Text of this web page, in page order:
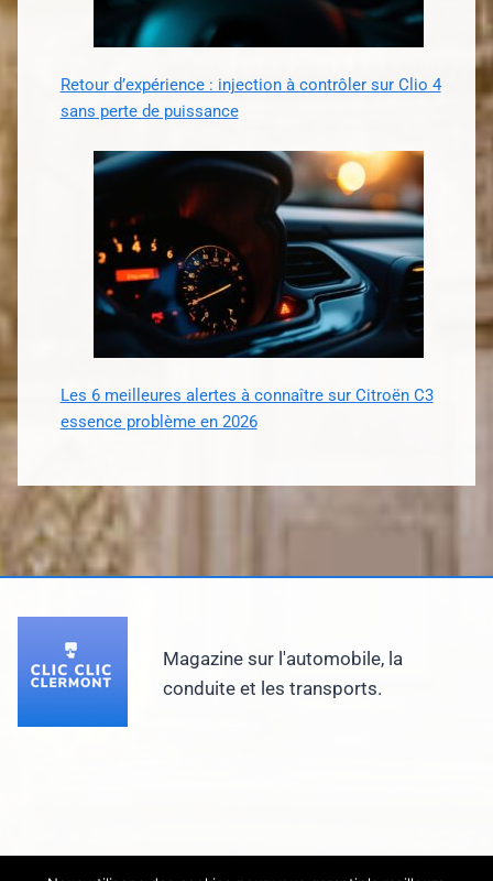
Retour d’expérience : injection à contrôler sur Clio 4
sans perte de puissance
Les 6 meilleures alertes à connaître sur Citroën C3
essence problème en 2026
Magazine sur l'automobile, la
conduite et les transports.